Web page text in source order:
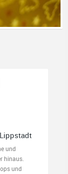
und
hinaus.
und